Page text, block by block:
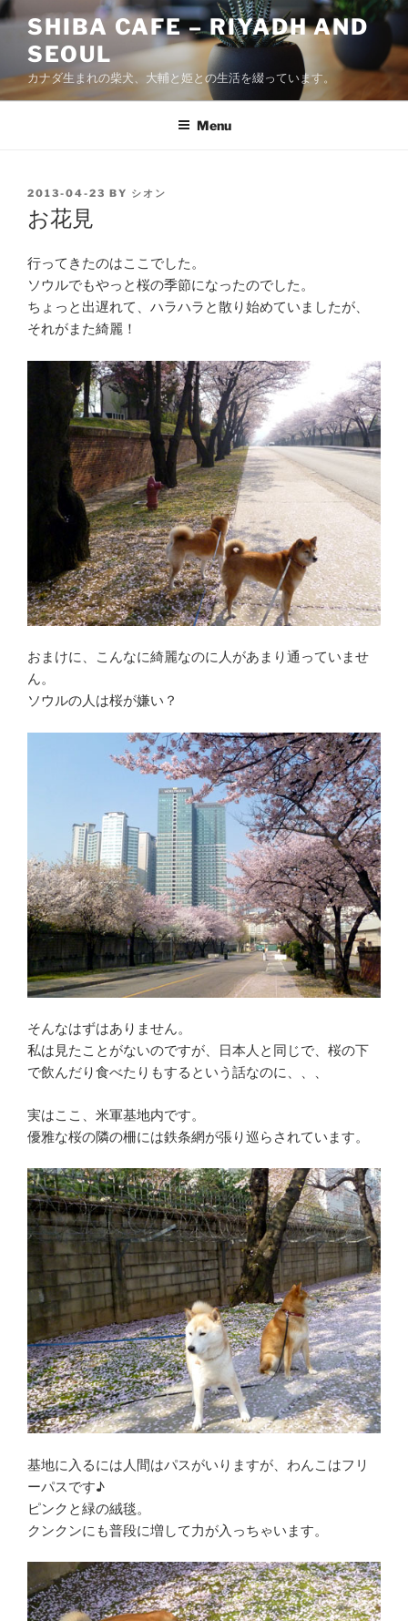
Skip
content
SHIBA CAFE – RIYADH AND
SEOUL
カナダ生まれの柴犬、大輔と姫との生活を綴っています。
Menu
POSTED
ON
2013-04-23 BY シオン
お花見
行ってきたのはここでした。
ソウルでもやっと桜の季節になったのでした。
ちょっと出遅れて、ハラハラと散り始めていましたが、
それがまた綺麗！
おまけに、こんなに綺麗なのに人があまり通っていませ
ん。
ソウルの人は桜が嫌い？
そんなはずはありません。
私は見たことがないのですが、日本人と同じで、桜の下
で飲んだり食べたりもするという話なのに、、、
実はここ、米軍基地内です。
優雅な桜の隣の柵には鉄条網が張り巡らされています。
基地に入るには人間はパスがいりますが、わんこはフリ
ーパスです♪
ピンクと緑の絨毯。
クンクンにも普段に増して力が入っちゃいます。